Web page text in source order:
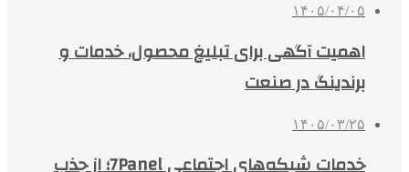
۱۴۰۵/۰۴/۰۵
اهمیت آگهی برای تبلیغ محصول، خدمات و
برندینگ در صنعت
۱۴۰۵/۰۳/۲۵
خدمات شبکه‌های اجتماعی 7Panel؛ از جذب